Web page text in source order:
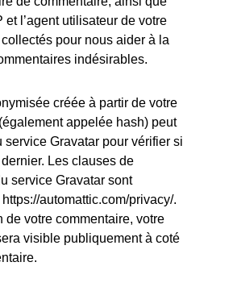
et l’agent utilisateur de votre
pour nous aider à la
indésirables.
créée à partir de votre
appelée hash) peut
service Gravatar pour vérifier si
Les clauses de
service Gravatar sont
automattic.com/privacy/.
de votre commentaire, votre
visible publiquement à coté